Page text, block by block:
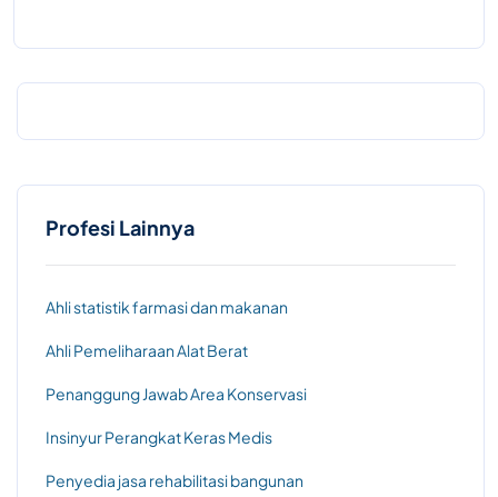
Profesi Lainnya
Ahli statistik farmasi dan makanan
Ahli Pemeliharaan Alat Berat
Penanggung Jawab Area Konservasi
Insinyur Perangkat Keras Medis
Penyedia jasa rehabilitasi bangunan